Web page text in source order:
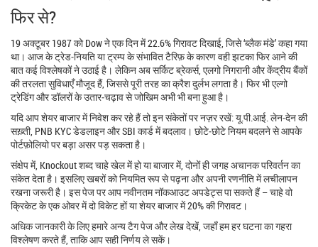
फिर से?
19 अक्टूबर 1987 को Dow ने एक दिन में 22.6% गिरावट दिखाई, जिसे ‘ब्लैक मंडे’ कहा गया
था। आज के ट्रेड‑नियति या ट्रम्प के संभावित टैरिफ़ के कारण वही झटका फिर आने की
बात कई विश्लेषकों ने उठाई है। लेकिन अब सर्किट ब्रेकर्स, एलगो निगरानी और केंद्रीय बैंकों
की तरलता सुविधाएँ मौजूद हैं, जिससे पूरी तरह का क्रैश दुर्लभ लगता है। फिर भी एल्गो
ट्रेडिंग और डॉलरों के उतार‑चढ़ाव से जोखिम अभी भी बना हुआ है।
यदि आप शेयर बाजार में निवेश कर रहे हैं तो इन संकेतों पर नज़र रखें: यू.पी.आई. लेन‑देन की
सख़्ती, PNB KYC डेडलाइन और SBI कार्ड में बदलाव। छोटे‑छोटे नियम बदलने से आपके
पोर्टफ़ोलियो पर बड़ा असर पड़ सकता है।
संक्षेप में, Knockout शब्द चाहे खेल में हो या बाजार में, दोनों ही जगह अचानक परिवर्तन का
संकेत देता है। इसलिए खबरों को नियमित रूप से पढ़ना और अपनी रणनीति में लचीलापन
रखना जरूरी है। इस पेज पर आप नवीनतम नॉकआउट अपडेट्स पा सकते हैं – चाहे वो
क्रिकेट के एक ओवर में दो विकेट हों या शेयर बाजार में 20% की गिरावट।
अधिक जानकारी के लिए हमारे अन्य टैग पेज और लेख देखें, जहाँ हम हर घटना का गहरा
विश्लेषण करते हैं, ताकि आप सही निर्णय ले सकें।